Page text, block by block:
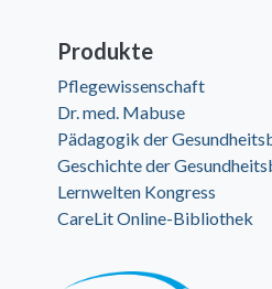
Produkte
Pflegewissenschaft
Dr. med. Mabuse
Pädagogik der
Geschichte der
Lernwelten Kongress
CareLit Online-Bibliothek